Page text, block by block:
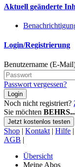
Aktuell geänderte
Login/Registrierung
Benutzername (E-
Passwort vergessen?
Login
Noch nicht registriert?
Sie möchten
Jetzt kostenlos testen
Shop | Kontakt | Hilfe |
AGB |
Übersicht
Meine Abos